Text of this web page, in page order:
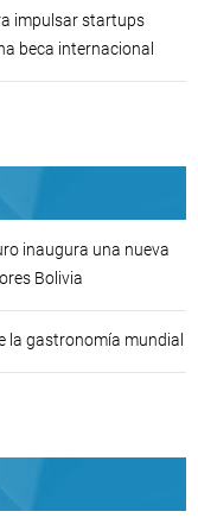
impulsar startups
beca internacional
inaugura una nueva
Bolivia
la gastronomía mundial